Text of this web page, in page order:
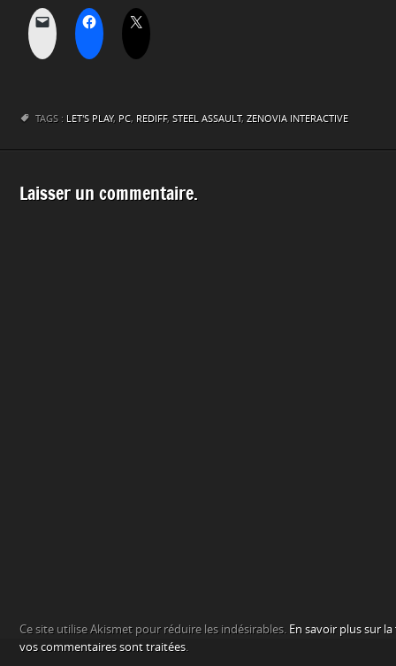
TAGS : LET'S PLAY, PC, REDIFF, STEEL ASSAULT, ZENOVIA INTERACTIVE
Laisser un commentaire.
Ce site utilise Akismet pour réduire les indésirables. En savoir plus sur
vos commentaires sont traitées.